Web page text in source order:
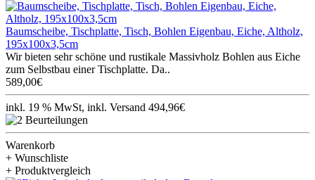
Baumscheibe, Tischplatte, Tisch, Bohlen Eigenbau, Eiche, Altholz,
195x100x3,5cm
Wir bieten sehr schöne und rustikale Massivholz Bohlen aus Eiche
zum Selbstbau einer Tischplatte. Da..
589,00€
inkl. 19 % MwSt, inkl. Versand 494,96€
Warenkorb
+ Wunschliste
+ Produktvergleich